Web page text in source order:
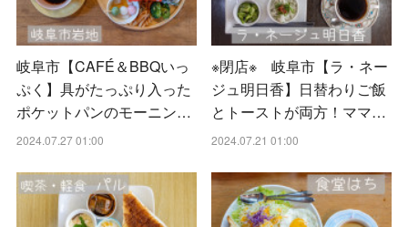
岐阜市【CAFÉ＆BBQいっ
ぷく】具がたっぷり入った
ポケットパンのモーニン…
2024.07.27 01:00
※閉店※ 岐阜市【ラ・ネー
ジュ明日香】日替わりご飯
とトーストが両方！ママ…
2024.07.21 01:00